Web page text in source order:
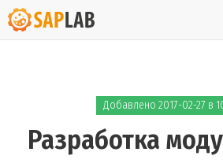
Добавлено 2017-02-27 в
Разработка